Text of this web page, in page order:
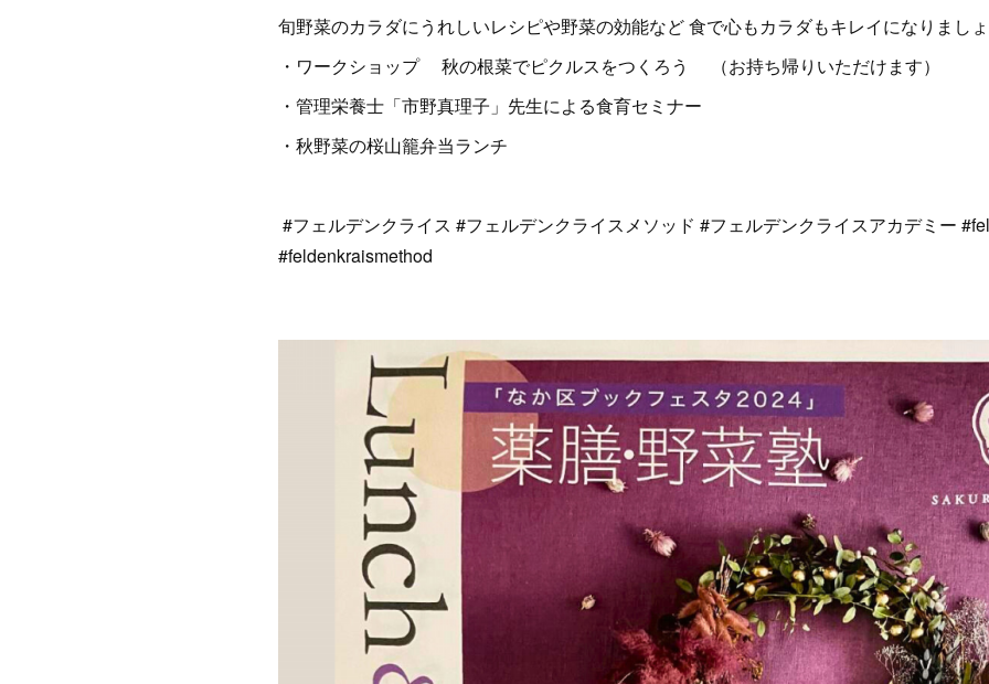
旬野菜のカラダにうれしいレシピや野菜の効能など 食で心もカラダもキレイになりまし
・ワークショップ 秋の根菜でピクルスをつくろう （お持ち帰りいただけます）
・管理栄養士「市野真理子」先生による食育セミナー
・秋野菜の桜山籠弁当ランチ
#フェルデンクライス #フェルデンクライスメソッド #フェルデンクライスアカデミー
#feldenkraismethod